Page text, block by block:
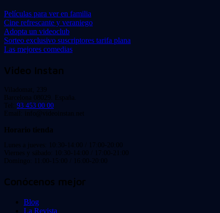
Películas para ver en familia
Cine refrescante y veraniego
Adopta un videoclub
Sorteo exclusivo suscriptores tarifa plana
Las mejores comedias
Video Instan
Viladomat, 239
Barcelona 08029. España.
Tel: 93 453 00 00
Email: info@videoinstan.net
Horario tienda
Lunes a jueves: 10:30-14:00 / 17:00-20:00
Viernes y sábado: 10:30-14:00 / 17:00-21:00
Domingo: 11:00-15:00 / 16:00-20:00
Conócenos mejor
Blog
La Revista